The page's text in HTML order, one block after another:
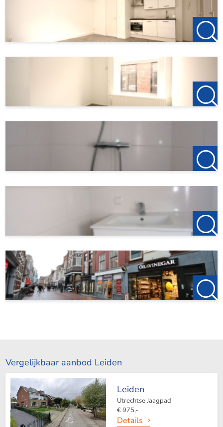
Vergelijkbaar aanbod Leiden
Leiden
Utrechtse Jaagpad
€ 975,-
Details